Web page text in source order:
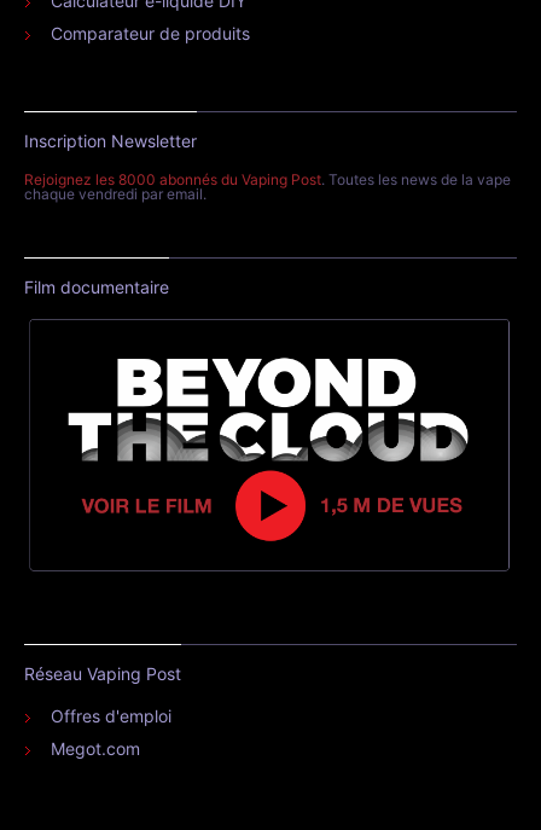
Comparateur de produits
Inscription Newsletter
Rejoignez les 8000 abonnés du Vaping Post. Toutes les news de la vape
chaque vendredi par email.
Film documentaire
Réseau Vaping Post
Offres d'emploi
Megot.com